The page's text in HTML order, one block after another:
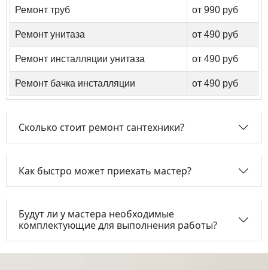
Ремонт труб от 990 руб
Ремонт унитаза от 490 руб
Ремонт инсталляции унитаза от 490 руб
Ремонт бачка инсталляции от 490 руб
Сколько стоит ремонт сантехники?
Как быстро может приехать мастер?
Будут ли у мастера необходимые
комплектующие для выполнения работы?